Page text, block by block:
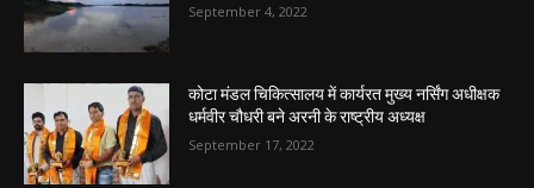
September 4, 2022
कोटा मंडल चिकित्सालय में कार्यरत मुख्य नर्सिंग अधीक्षक
धर्मवीर चौधरी बने अरनी के राष्ट्रीय अध्यक्ष
September 17, 2022